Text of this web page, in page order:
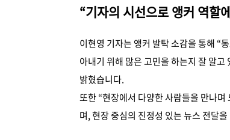
“기자의 시선으로 앵커 역할
이현영 기자는 앵커 발탁 소감을 통해 “
아내기 위해 많은 고민을 하는지 잘 알
밝혔습니다.
또한 “현장에서 다양한 사람들을 만나
며, 현장 중심의 진정성 있는 뉴스 전달